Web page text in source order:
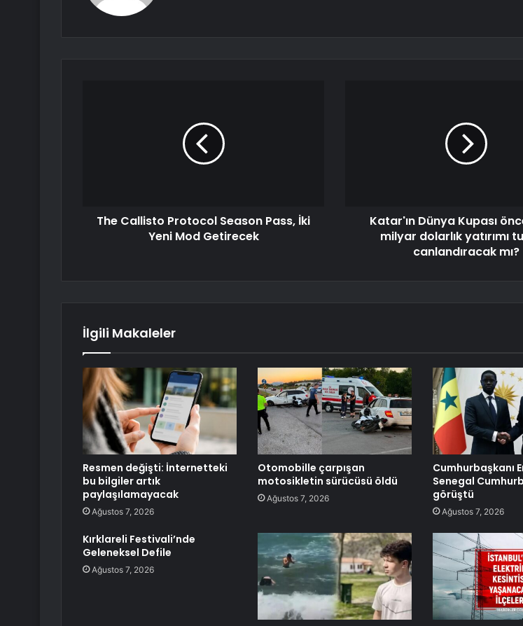
The Callisto Protocol Season Pass, İki
Yeni Mod Getirecek
Katar'ın Dünya Kupası
milyar dolarlık yatırımı
canlandıracak mı?
İlgili Makaleler
Resmen değişti: İnternetteki
bu bilgiler artık
paylaşılamayacak
Ağustos 7, 2026
Otomobille çarpışan
motosikletin sürücüsü öldü
Ağustos 7, 2026
Cumhurbaşkanı
Senegal
görüştü
Ağustos 7, 2026
Kırklareli Festivali’nde
Geleneksel Defile
Ağustos 7, 2026